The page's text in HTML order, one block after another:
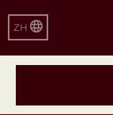
ZH